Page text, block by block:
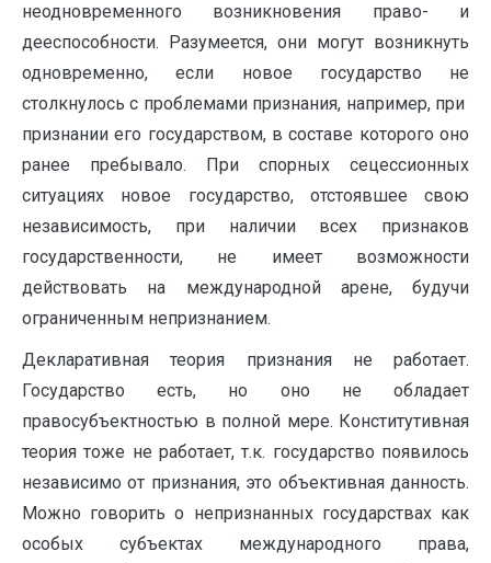
неодновременного возникновения право- и
дееспособности. Разумеется, они могут возникнуть
одновременно, если новое государство не
столкнулось с проблемами признания, например, при
признании его государством, в составе которого оно
ранее пребывало. При спорных сецессионных
ситуациях новое государство, отстоявшее свою
независимость, при наличии всех признаков
государственности, не имеет возможности
действовать на международной арене, будучи
ограниченным непризнанием.
Декларативная теория признания не работает.
Государство есть, но оно не обладает
правосубъектностью в полной мере. Конститутивная
теория тоже не работает, т.к. государство появилось
независимо от признания, это объективная данность.
Можно говорить о непризнанных государствах как
особых субъектах международного права,